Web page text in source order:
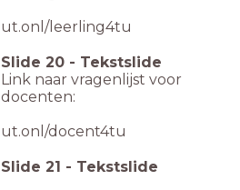
ut.onl/leerling4tu
Slide 20 - Tekstslide
Link naar vragenlijst voor
docenten:
ut.onl/docent4tu
Slide 21 - Tekstslide